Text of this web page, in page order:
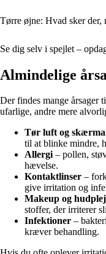
Tørre øjne: Hvad sker der,
Se dig selv i spejlet –
Almindelige
Der findes mange årsager
ufarlige, andre mere
Tør luft og
til at blinke mindre,
Allergi– pollen,
hævelse.
Kontaktlinser –
give irritation og
Makeup og
stoffer, der irriterer
Infektioner –
kræver behandling.